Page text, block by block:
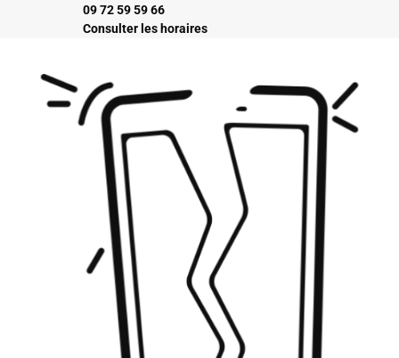
09 72 59 59 66
Consulter les horaires